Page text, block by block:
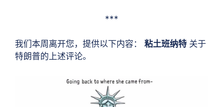
***
我们本周离开您，提供以下内容： 粘土班纳特 关于
特朗普的上述评论。